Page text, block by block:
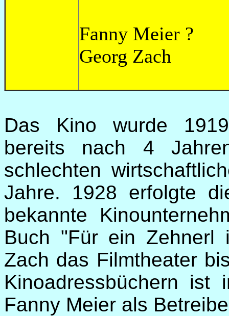
Fanny
Georg
Das Kino wurde
bereits nach 4
schlechten
Jahre. 1928 erfolgte
bekannte
Buch "Für ein Zehnerl
Zach das Filmtheater
Kinoadressbüchern ist
Fanny Meier als